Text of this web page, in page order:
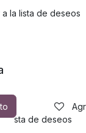
la lista de deseos
lista de deseos